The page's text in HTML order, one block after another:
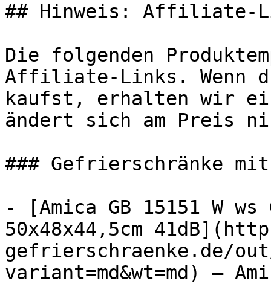
## Hinweis: Affiliate-
Die folgenden
Affiliate-Links. Wenn
kaufst, erhalten wir
ändert sich am Preis
### Gefrierschränke
- [Amica GB 15151 W
50x48x44,5cm
gefrierschraenke.de/
variant=md&wt=md) —